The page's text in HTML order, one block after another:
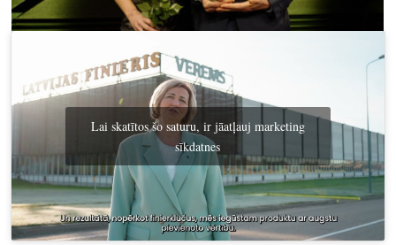
Lai skatītos šo saturu, ir jāatļauj marketing
sīkdatnes